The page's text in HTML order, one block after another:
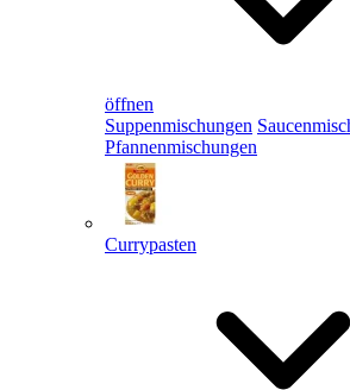
öffnen
Suppenmischungen
Pfannenmischungen
Currypasten